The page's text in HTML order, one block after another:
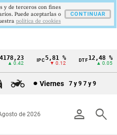
▲ 0.42
5,81 %
▼ 0.12
DTF12,48 %
▲ 0.05
Viernes 7 y 9 7 y 9
person search
de 2026
y de terceros con fines
Puede aceptarlas o
politica de cookies
CONTINUAR